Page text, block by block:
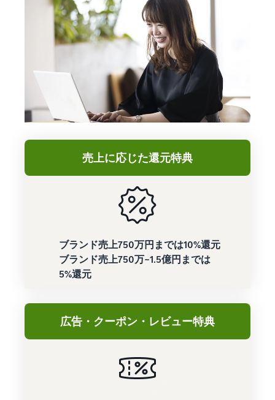
売上に応じた還元特典
ブランド売上750万円までは10%還元
ブランド売上750万~1.5億円までは
5%還元
広告・クーポン・レビュー特典